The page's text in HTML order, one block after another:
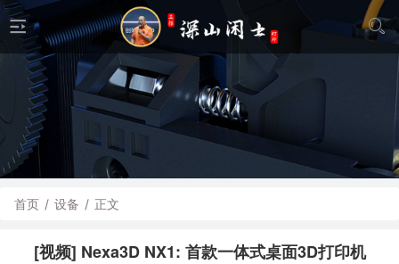
首页 / 设备 / 正文
[视频] Nexa3D NX1: 首款一体式桌面3D打印机